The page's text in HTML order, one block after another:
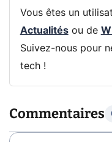
Vous êtes un
Actualitésou de
Suivez-nous pour
tech !
Commentaires